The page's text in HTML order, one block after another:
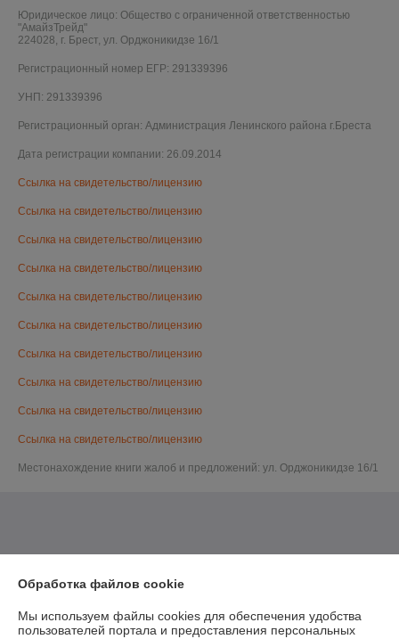
Юридическое лицо: Общество с ограниченной ответственностью
"АмайзТрейд"
224028, г. Брест, ул. Орджоникидзе 16/1
Регистрационный номер ЕГР: 291339396
УНП: 291339396
Регистрационный орган: Администрация Ленинского района г.Бреста
Дата регистрации компании: 26.09.2014
Ссылка на свидетельство/лицензию
Ссылка на свидетельство/лицензию
Ссылка на свидетельство/лицензию
Ссылка на свидетельство/лицензию
Ссылка на свидетельство/лицензию
Ссылка на свидетельство/лицензию
Ссылка на свидетельство/лицензию
Ссылка на свидетельство/лицензию
Ссылка на свидетельство/лицензию
Ссылка на свидетельство/лицензию
Местонахождение книги жалоб и предложений: ул. Орджоникидзе 16/1
Обработка файлов cookie
Мы используем файлы cookies для обеспечения удобства
пользователей портала и предоставления персональных